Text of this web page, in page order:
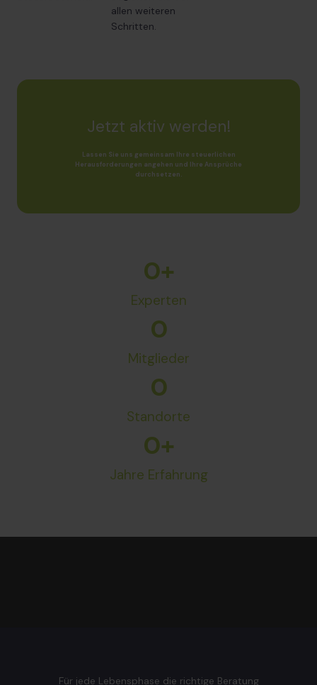
allen weiteren
Schritten.
Jetzt aktiv werden!
Lassen Sie uns gemeinsam Ihre steuerlichen
Herausforderungen angehen und Ihre Ansprüche
durchsetzen.
Experten
0+
Mitglieder
0
Standorte
0
Jahre Erfahrung
0+
Für jede Lebensphase die richtige Beratung